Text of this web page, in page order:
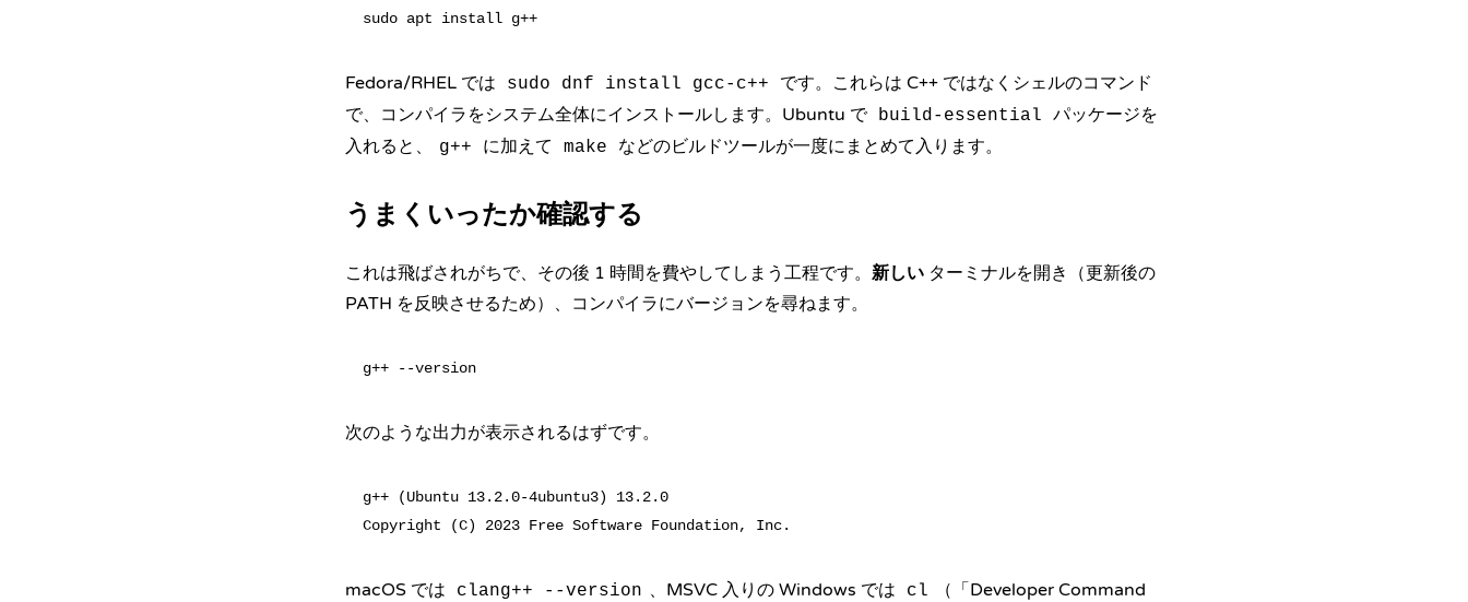
Fedora/RHEL では sudo dnf install gcc-c++
です。これらは C++ ではなくシェルのコマンド
で、コンパイラをシステム全体にインストールします。Ubuntu で build-essential
パッケージを
入れると、
g++ に加えて make などのビルドツールが一度にまとめて入ります。
うまくいったか確認する
これは飛ばされがちで、その後 1 時間を費やしてしまう工程です。 新しい ターミナルを開き（更新後の
PATH を反映させるため）、コンパイラにバージョンを尋ねます。
次のような出力が表示されるはずです。
g++ (Ubuntu 13.2.0-4ubuntu3) 13.2.0
macOS では clang++ --version 、MSVC 入りの Windows では cl
（「Developer Command